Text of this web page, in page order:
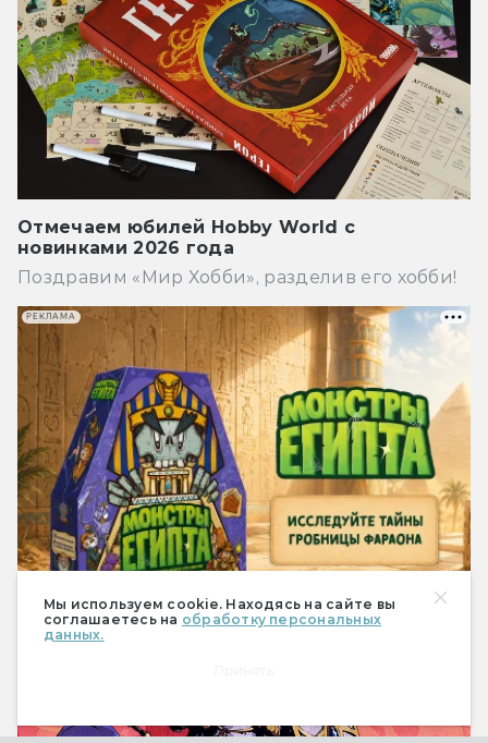
Мы используем cookie. Находясь на сайте вы
соглашаетесь на обработку персональных
данных.
Отмечаем юбилей Hobby World с
новинками 2026 года
Поздравим «Мир Хобби», разделив его хобби!
РЕКЛАМА